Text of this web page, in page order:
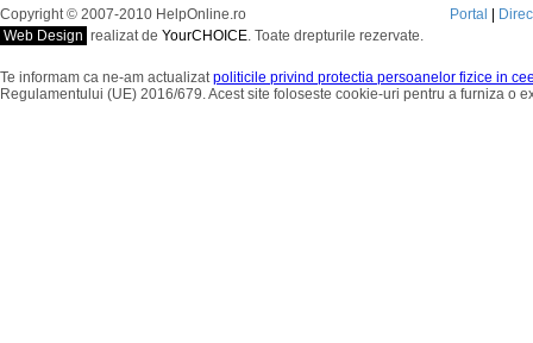
Copyright © 2007-2010 HelpOnline.ro
Web Design realizat de YourCHOICE. Toate drepturile rezervate.
Portal
Te informam ca ne-am actualizatpoliticile privind protectia persoanelor fizice in
Regulamentului (UE) 2016/679. Acest site foloseste cookie-uri pentru a furniza o